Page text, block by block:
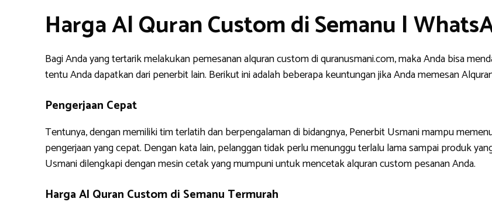
Harga Al Quran Custom di Semanu |
Bagi Anda yang tertarik melakukan pemesanan alquran custom di quranusmani.com, maka Anda bisa
tentu Anda dapatkan dari penerbit lain. Berikut ini adalah beberapa keuntungan jika Anda memesan
Pengerjaan Cepat
Tentunya, dengan memiliki tim terlatih dan berpengalaman di bidangnya, Penerbit Usmani mampu
pengerjaan yang cepat. Dengan kata lain, pelanggan tidak perlu menunggu terlalu lama sampai produk
Usmani dilengkapi dengan mesin cetak yang mumpuni untuk mencetak alquran custom pesanan Anda.
Harga Al Quran Custom di Semanu Termurah